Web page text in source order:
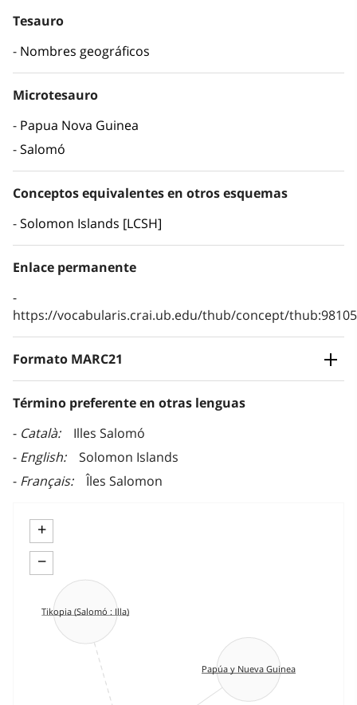
Tesauro
Nombres geográficos
Microtesauro
Papua Nova Guinea
Salomó
Conceptos equivalentes en otros esquemas
Solomon Islands [LCSH]
Enlace permanente
https://vocabularis.crai.ub.edu/thub/concept/
Formato MARC21
Término preferente en otras lenguas
Català
Illes Salomó
English
Solomon Islands
Français
Îles Salomon
+
−
Papúa y Nueva Guinea
Tikopia (Salomó : Illa)